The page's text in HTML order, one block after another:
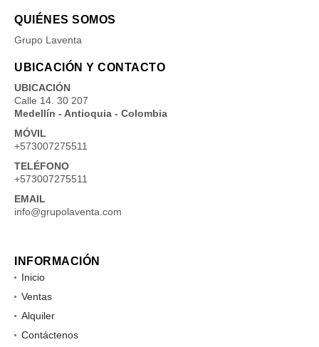
QUIÉNES SOMOS
Grupo Laventa
UBICACIÓN Y CONTACTO
UBICACIÓN
Calle 14. 30 207
Medellín - Antioquia - Colombia
MÓVIL
+573007275511
TELÉFONO
+573007275511
EMAIL
info@grupolaventa.com
INFORMACIÓN
Inicio
Ventas
Alquiler
Contáctenos